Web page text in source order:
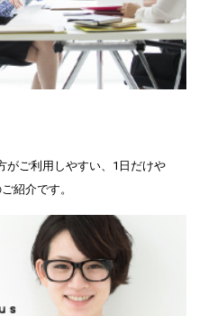
がご利用しやすい、1日だけや
紹介です。